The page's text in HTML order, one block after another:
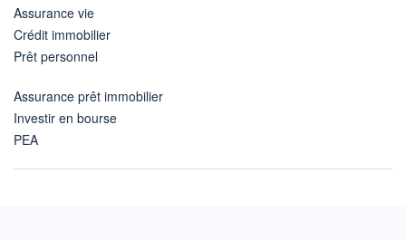
Assurance vie
Crédit immobilier
Prêt personnel
Assurance prêt immobilier
Investir en bourse
PEA